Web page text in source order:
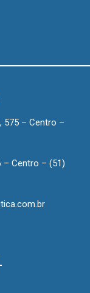
575 – Centro –
– Centro – (51)